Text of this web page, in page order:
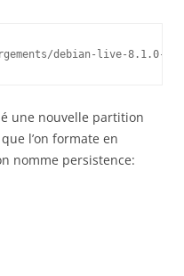
debian-live-8.1.0-
une nouvelle partition
l’on formate en
nomme persistence: